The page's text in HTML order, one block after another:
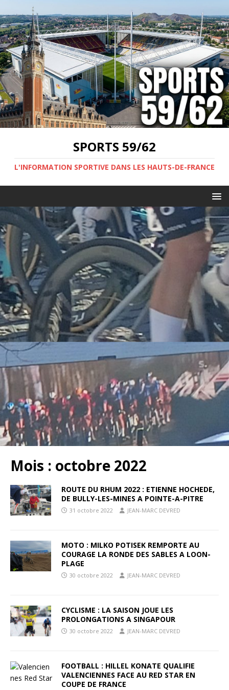
SPORTS 59/62
L'INFORMATION SPORTIVE DANS LES HAUTS-DE-FRANCE
Mois : octobre 2022
ROUTE DU RHUM 2022 : ETIENNE HOCHEDE,
DE BULLY-LES-MINES A POINTE-A-PITRE
31 octobre 2022 JEAN-MARC DEVRED
MOTO : MILKO POTISEK REMPORTE AU
COURAGE LA RONDE DES SABLES A LOON-
PLAGE
30 octobre 2022 JEAN-MARC DEVRED
CYCLISME : LA SAISON JOUE LES
PROLONGATIONS A SINGAPOUR
30 octobre 2022 JEAN-MARC DEVRED
FOOTBALL : HILLEL KONATE QUALIFIE
VALENCIENNES FACE AU RED STAR EN
COUPE DE FRANCE